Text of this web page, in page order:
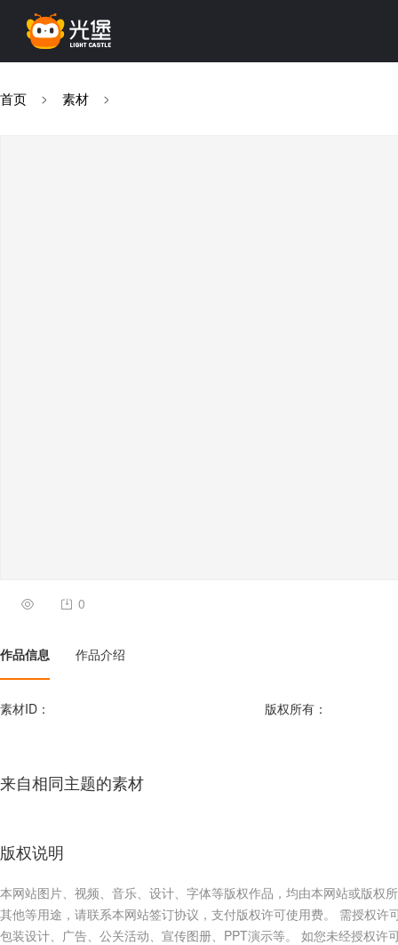
首页 素材
0
作品信息 作品介绍
素材ID： 版权所有：
来自相同主题的素材
版权说明
本网站图片、视频、音乐、设计、字体等版权作品，均由本网站或版权
其他等用途，请联系本网站签订协议，支付版权许可使用费。 需授权
包装设计、广告、公关活动、宣传图册、PPT演示等。 如您未经授权